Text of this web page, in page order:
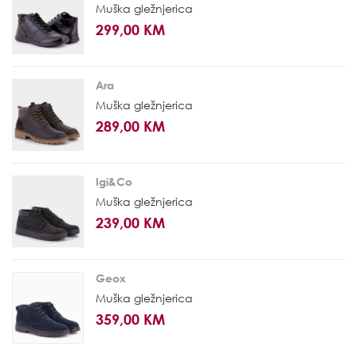
Muška gležnjerica
299,00 KM
Ara
Muška gležnjerica
289,00 KM
Igi&Co
Muška gležnjerica
239,00 KM
Geox
Muška gležnjerica
359,00 KM